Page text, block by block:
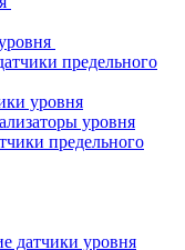
предельного
уровня
уровня
предельного
датчики уровня